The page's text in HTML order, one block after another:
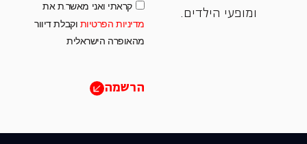
ומופעי הילדים.
קראתי ואני מאשר.ת את
מדיניות הפרטיות וקבלת דיוור
מהאופרה הישראלית
הרשמה